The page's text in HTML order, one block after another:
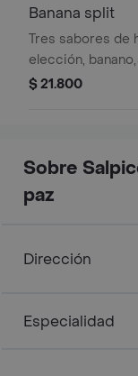
Banana split
Tres sabores de
elección,
fresas, galleta y
$ 21.800
Sobre
paz
Dirección
Especialidad